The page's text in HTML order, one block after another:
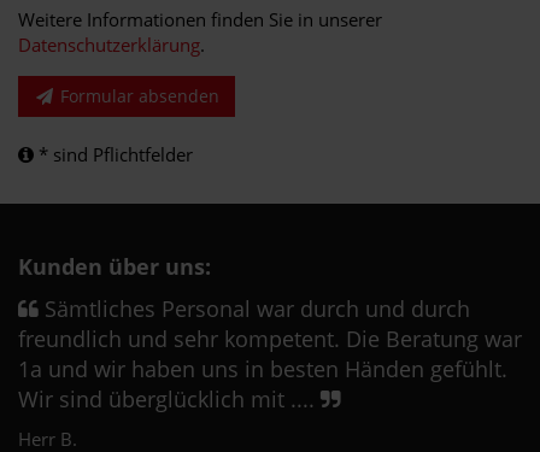
Weitere Informationen finden Sie in unserer
Datenschutzerklärung.
Formular absenden
* sind Pflichtfelder
Kunden über uns:
Sämtliches Personal war durch und durch
freundlich und sehr kompetent. Die Beratung war
1a und wir haben uns in besten Händen gefühlt.
Wir sind überglücklich mit ....
Herr B.